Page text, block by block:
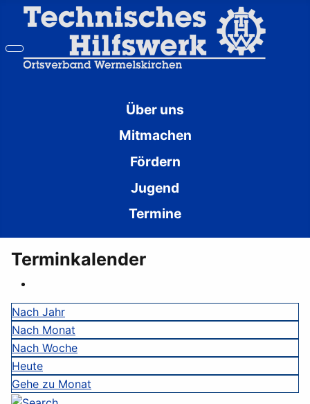
Über uns
Mitmachen
Fördern
Jugend
Termine
Terminkalender
Nach Jahr
Nach Monat
Nach Woche
Heute
Gehe zu Monat